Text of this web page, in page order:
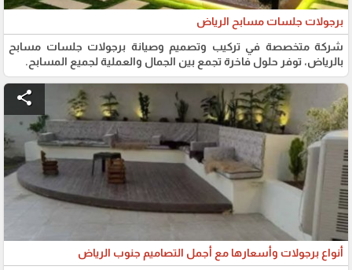
برجولات جلسات مسابح الرياض
شركة متخصصة في تركيب وتصميم وصيانة برجولات جلسات مسابح
بالرياض، توفر حلول فاخرة تجمع بين الجمال والعملية لجميع المسابح.
share
أنواع برجولات وأسعارها مع أجمل التصاميم جنوب الرياض